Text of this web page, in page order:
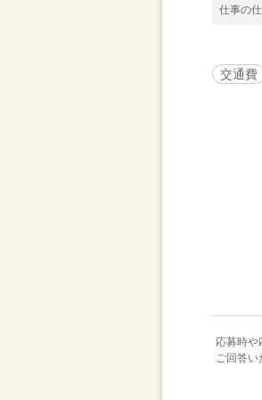
仕事の
交通費
応募時
ご回答い